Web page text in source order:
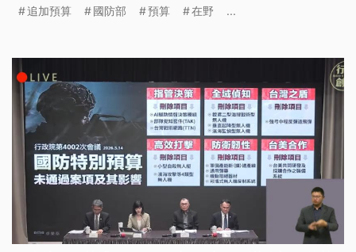
部就再提特別條例、追加預算，以及擴大年度預算等
追加預算 國防部 預算 在野 ...